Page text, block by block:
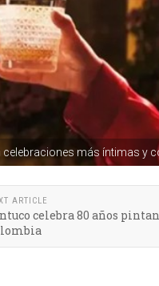
más íntimas y
ARTICLE
celebra 80 años